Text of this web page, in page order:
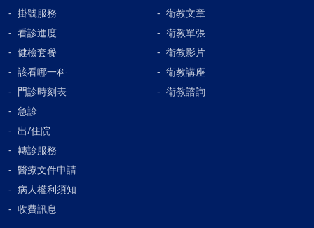
掛號服務
看診進度
健檢套餐
該看哪一科
門診時刻表
急診
出/住院
轉診服務
醫療文件申請
病人權利須知
收費訊息
衛教文章
衛教單張
衛教影片
衛教講座
衛教諮詢